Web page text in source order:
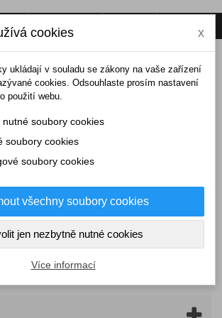
(prázdný)
cookies x
ukládají v souladu se zákony na vaše zařízení
cookies. Odsouhlaste prosím nastavení
použití webu.
nutné soubory cookies
soubory cookies
soubory cookies
všechny soubory cookies
jen nezbytně nutné cookies
Více informací